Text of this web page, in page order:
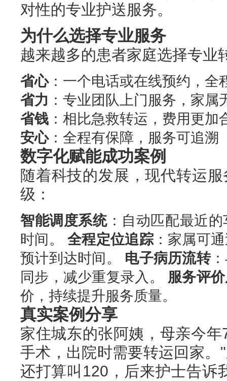
对性的专业护送服务。
为什么选择专业服务
越来越多的患者家庭选择专业
省心：一个电话或在线预约，全
省力 ：专业团队上门服务，家属
省钱 ：相比急救转运，费用更加
安心：全程有保障，服务可追溯
数字化赋能成功案例
随着科技的发展，现代转运
级：
智能调度系统：自动匹配最近
时间。全程定位追踪：家属可
预计到达时间。 电子病历流转
同步，减少重复录入。 服务评
价，持续提升服务质量。
真实案例分享
家住城东的张阿姨，母亲今
手术，出院时需要转运回家
还打算叫120，后来护士告诉